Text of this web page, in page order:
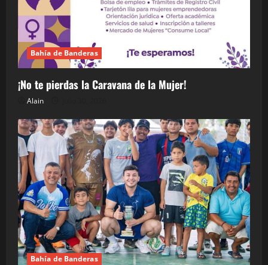
Bahía de Banderas
¡No te pierdas la Caravana de la Mujer!
Alain
Bahía de Banderas